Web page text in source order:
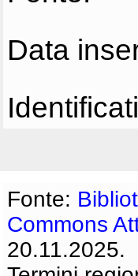
Data
Fonte:
Commons
20.11.2025.